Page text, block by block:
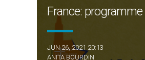
France:
JUN 26, 2021 20:13
ANITA BOURDIN